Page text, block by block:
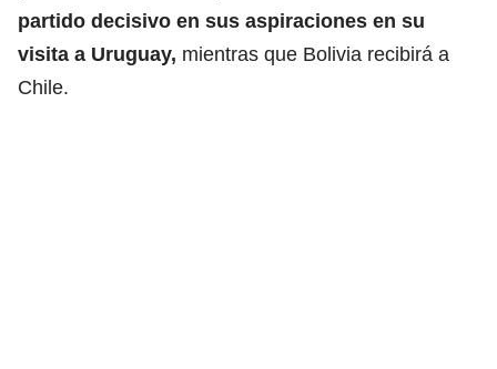
partido decisivo en sus aspiraciones en su
visita a Uruguay, mientras que Bolivia recibirá a
Chile.